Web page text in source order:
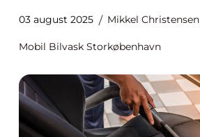
03 august 2025 Mikkel Christensen
Mobil Bilvask Storkøbenhavn